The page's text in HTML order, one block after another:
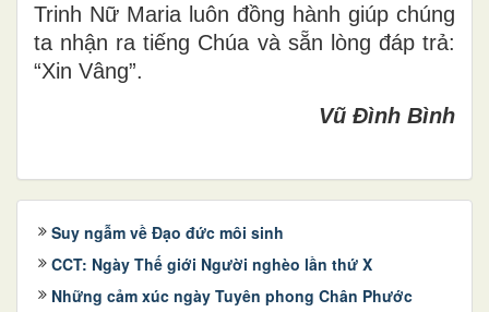
Trinh Nữ Maria luôn đồng hành giúp chúng
ta nhận ra tiếng Chúa và sẵn lòng đáp trả:
“Xin Vâng”.
Vũ Đình Bình
Suy ngẫm về Đạo đức môi sinh
CCT: Ngày Thế giới Người nghèo lần thứ X
Những cảm xúc ngày Tuyên phong Chân Phước